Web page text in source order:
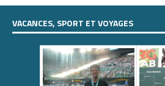
VACANCES, SPORT ET VOYAGES